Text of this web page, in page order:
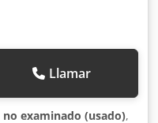
Llamar
no examinado (usado),